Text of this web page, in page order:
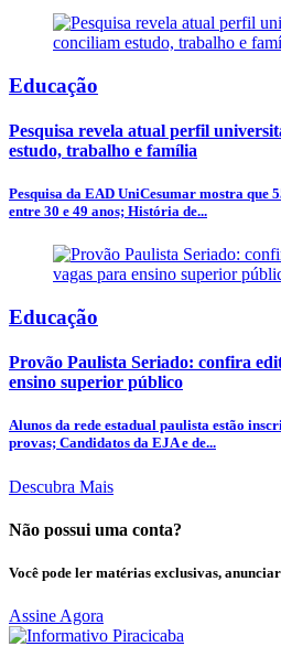
Educação
Pesquisa revela atual perfil
estudo, trabalho e família
Pesquisa da EAD UniCesumar mostra que
entre 30 e 49 anos; História de...
Educação
Provão Paulista Seriado: confira
ensino superior público
Alunos da rede estadual paulista estão
provas; Candidatos da EJA e de...
Descubra Mais
Não possui uma conta?
Você pode ler matérias exclusivas,
Assine Agora